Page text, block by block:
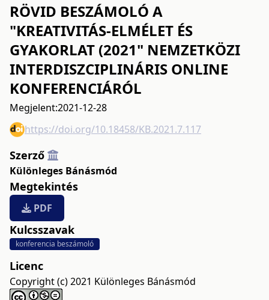
RÖVID BESZÁMOLÓ A
"KREATIVITÁS-ELMÉLET ÉS
GYAKORLAT (2021" NEMZETKÖZI
INTERDISZCIPLINÁRIS ONLINE
KONFERENCIÁRÓL
Megjelent:2021-12-28
https://doi.org/10.18458/KB.2021.7.117
Szerző
Különleges Bánásmód
Megtekintés
PDF
Kulcsszavak
konferencia beszámoló
Licenc
Copyright (c) 2021 Különleges Bánásmód